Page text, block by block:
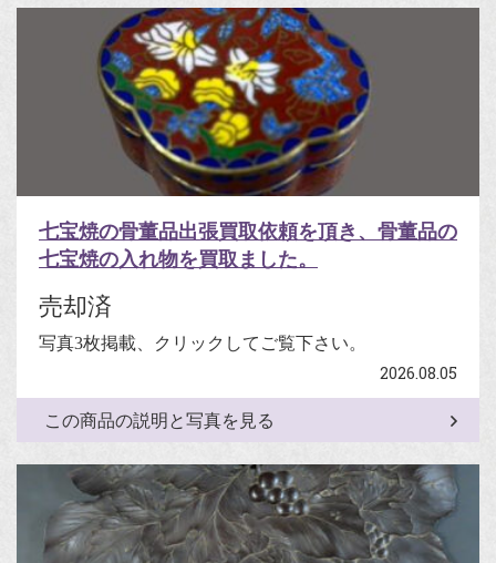
七宝焼の骨董品出張買取依頼を頂き、骨董品の
七宝焼の入れ物を買取ました。
売却済
写真3枚掲載、クリックしてご覧下さい。
2026.08.05
この商品の説明と写真を見る